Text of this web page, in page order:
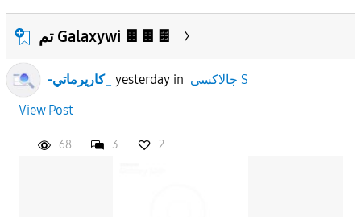
FILTER:
From
To
تم Galaxywi 🍫🍫🍫
-كاريرماتي_ yesterdayin
جالاكسى S
View Post
68 3 2